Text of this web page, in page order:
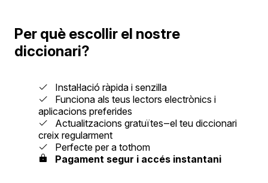
Per què escollir el nostre
diccionari?
Instal·lació ràpida i senzilla
Funciona als teus lectors electrònics i
aplicacions preferides
Actualitzacions gratuïtes‒el teu diccionari
creix regularment
Perfecte per a tothom
Pagament segur i accés instantani